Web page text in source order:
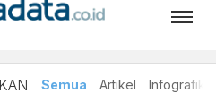
Semua Artikel Infografik